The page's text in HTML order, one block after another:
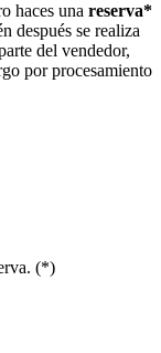
haces una reserva*
después se realiza
del vendedor,
por procesamiento
(*)